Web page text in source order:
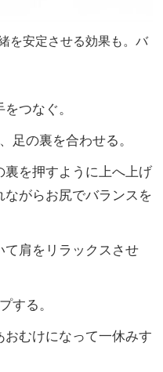
を安定させる効果も。バ
つなぐ。
足の裏を合わせる。
を押すように上へ上げ
がらお尻でバランスを
て肩をリラックスさせ
する。
むけになって一休みす